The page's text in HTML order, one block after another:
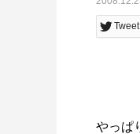
Tweet
やっぱ